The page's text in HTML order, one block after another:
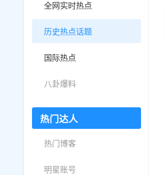
全网实时热点
历史热点话题
国际热点
八卦爆料
热门达人
热门博客
明星账号